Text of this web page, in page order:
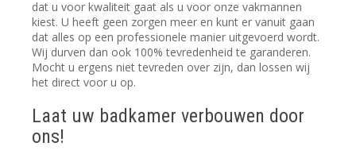
dat u voor kwaliteit gaat als u voor onze vakmannen
kiest. U heeft geen zorgen meer en kunt er vanuit gaan
dat alles op een professionele manier uitgevoerd wordt.
Wij durven dan ook 100% tevredenheid te garanderen.
Mocht u ergens niet tevreden over zijn, dan lossen wij
het direct voor u op.
Laat uw badkamer verbouwen door
ons!